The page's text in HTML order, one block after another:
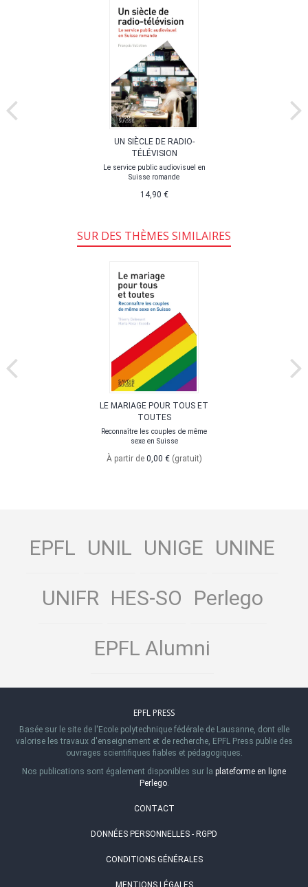
UN SIÈCLE DE RADIO-
TÉLÉVISION
Le service public audiovisuel en
Suisse romande
14,90 €
SUR DES THÈMES SIMILAIRES
LE MARIAGE POUR TOUS ET
TOUTES
Reconnaître les couples de même
sexe en Suisse
À partir de 0,00 € (gratuit)
EPFL UNIL UNIGE UNINE
UNIFR HES-SO Perlego
EPFL Alumni
EPFL PRESS
Basée sur le site de l'Ecole polytechnique fédérale de Lausanne, dont elle
valorise les travaux d'enseignement et de recherche, EPFL Press publie des
ouvrages scientifiques fiables et pédagogiques.
Nos publications sont également disponibles sur la plateforme en ligne
Perlego.
CONTACT
DONNÉES PERSONNELLES - RGPD
CONDITIONS GÉNÉRALES
MENTIONS LÉGALES